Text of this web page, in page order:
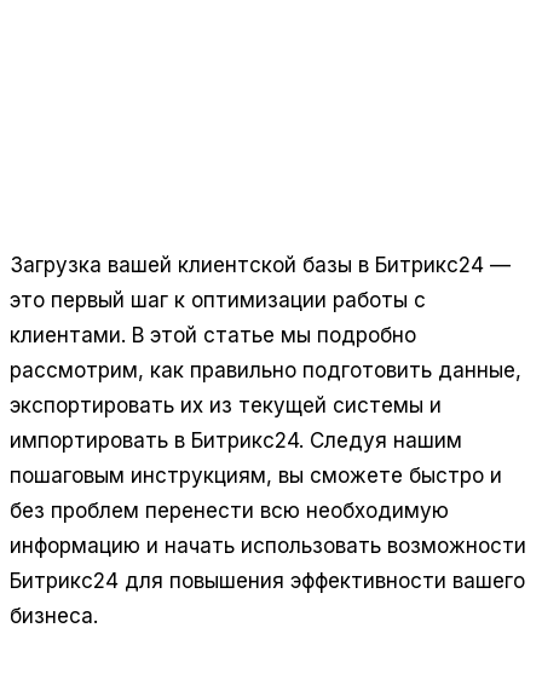
Загрузка вашей клиентской базы в Битрикс24 —
это первый шаг к оптимизации работы с
клиентами. В этой статье мы подробно
рассмотрим, как правильно подготовить данные,
экспортировать их из текущей системы и
импортировать в Битрикс24. Следуя нашим
пошаговым инструкциям, вы сможете быстро и
без проблем перенести всю необходимую
информацию и начать использовать возможности
Битрикс24 для повышения эффективности вашего
бизнеса.